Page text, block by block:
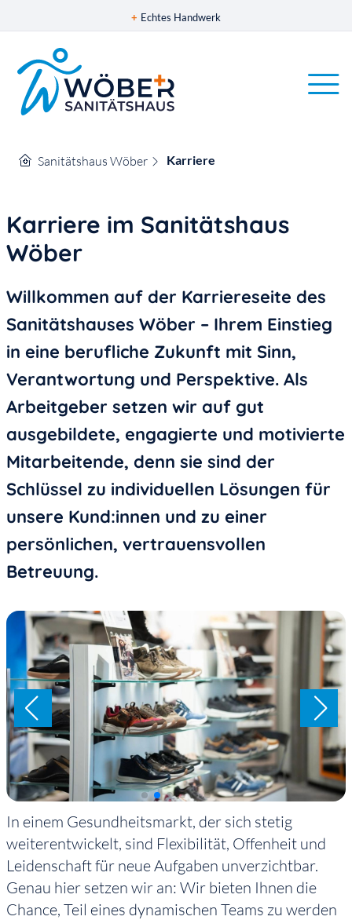
+ Echtes Handwerk
Sanitätshaus Wöber Karriere
Karriere im Sanitätshaus
Wöber
Willkommen auf der Karriereseite des
Sanitätshauses Wöber – Ihrem Einstieg
in eine berufliche Zukunft mit Sinn,
Verantwortung und Perspektive. Als
Arbeitgeber setzen wir auf gut
ausgebildete, engagierte und motivierte
Mitarbeitende, denn sie sind der
Schlüssel zu individuellen Lösungen für
unsere Kund:innen und zu einer
persönlichen, vertrauensvollen
Betreuung.
In einem Gesundheitsmarkt, der sich stetig
weiterentwickelt, sind Flexibilität, Offenheit und
Leidenschaft für neue Aufgaben unverzichtbar.
Genau hier setzen wir an: Wir bieten Ihnen die
Chance, Teil eines dynamischen Teams zu werden